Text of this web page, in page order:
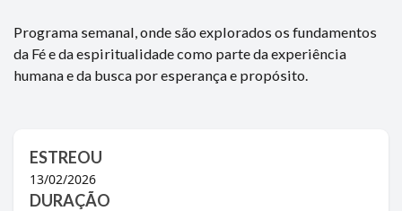
Programa semanal, onde são explorados os fundamentos
da Fé e da espiritualidade como parte da experiência
humana e da busca por esperança e propósito.
ESTREOU
13/02/2026
DURAÇÃO